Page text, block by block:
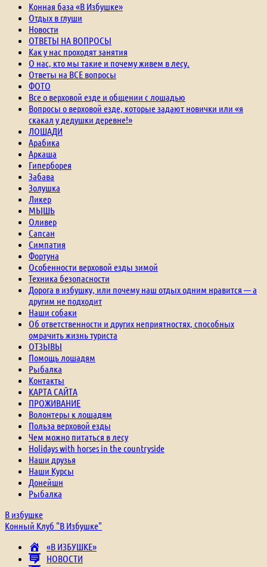
Конная база «В Избушке»
Отдых в глуши
Новости
ОТВЕТЫ НА ВОПРОСЫ
Как у нас проходят занятия
О нас, кто мы такие и почему живем в лесу.
Ответы на ВСЕ вопросы
ФОТО
Все о верховой езде и общении с лошадью
Вопросы о верховой езде, которые задают новички или «я
скакал у дедушки деревне!»
ЛОШАДИ
Арабика
Аркаша
Гиперборея
Забава
Золушка
Ликер
МЫШЬ
Оливер
Сапсан
Симпатия
Фортуна
Особенности верховой езды зимой
Техника безопасности
Дорога в избушку, или почему наш отдых одним нравится — а
другим не подходит
Наши собаки
Об ответственности и других неприятностях, способных
омрачить жизнь туриста
ОТЗЫВЫ
Помощь лошадям
Рыбалка
Контакты
КАРТА САЙТА
ПРОЖИВАНИЕ
Волонтеры к лошадям
Польза верховой езды
Чем можно питаться в лесу
Holidays with horses in the countryside
Наши друзья
Наши Курсы
Донейшн
Рыбалка
В избушке
Конный Клуб "В Избушке"
«В ИЗБУШКЕ»
НОВОСТИ